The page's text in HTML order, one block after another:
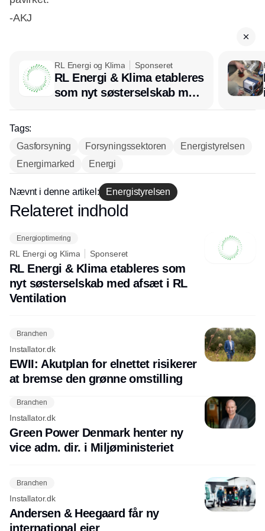
-AKJ
RL Energi og Klima Sponseret
RL Energi & Klima etableres
som nyt søsterselskab med
afsæt i RL Ventilation
Tags:
Gasforsyning
Forsyningssektoren
Energistyrelsen
Energimarked
Energi
Nævnt i denne artikel: Energistyrelsen
Annonce
Relateret indhold
Energioptimering
RL Energi og Klima Sponseret
RL Energi & Klima etableres som
nyt søsterselskab med afsæt i RL
Ventilation
Branchen
Installator.dk
EWII: Akutplan for elnettet risikerer
at bremse den grønne omstilling
Branchen
Installator.dk
Green Power Denmark henter ny
vice adm. dir. i Miljøministeriet
Branchen
Installator.dk
Andersen & Heegaard får ny
international ejer